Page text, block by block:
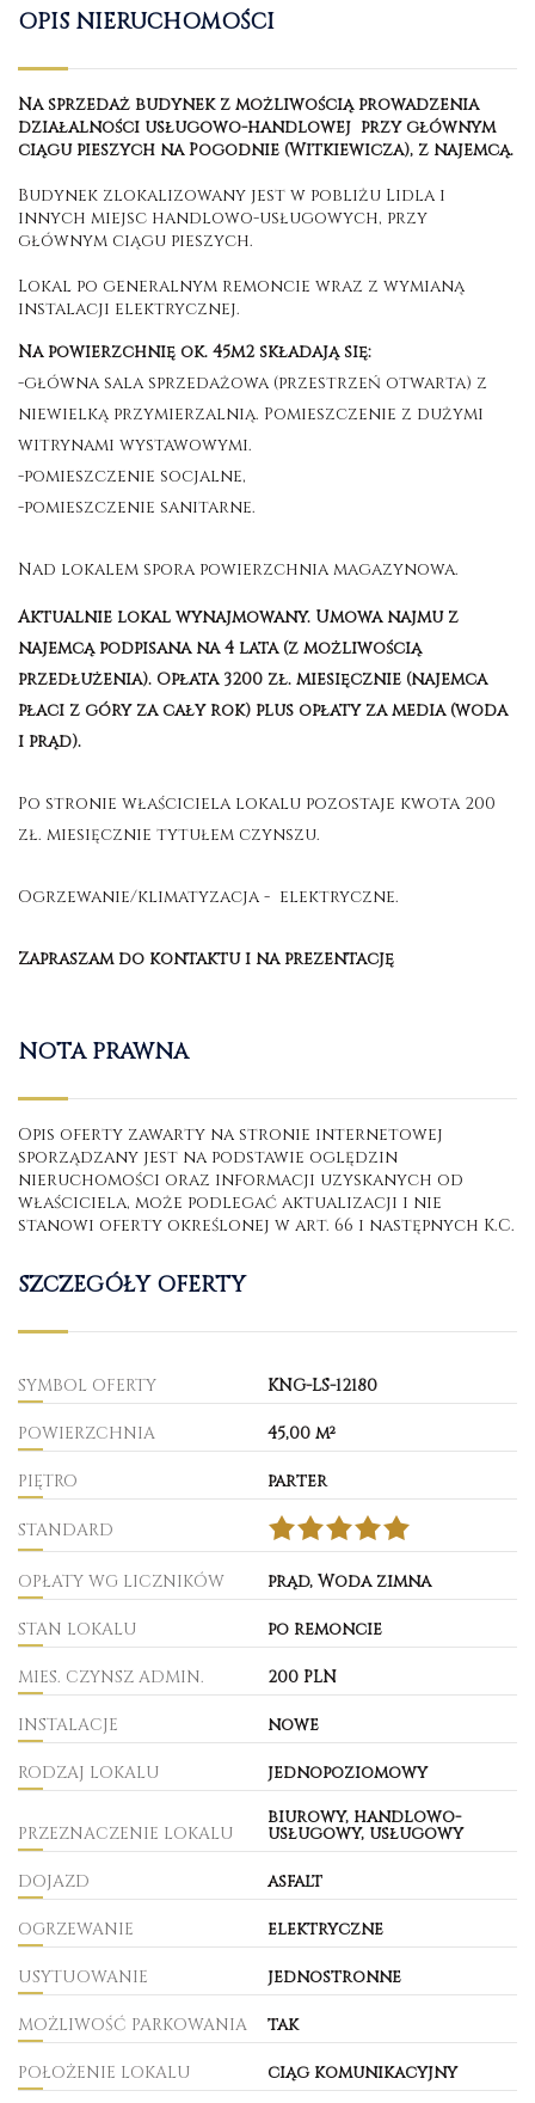
OPIS NIERUCHOMOŚCI
Na sprzedaż budynek z możliwością prowadzenia
działalności usługowo-handlowej przy głównym
ciągu pieszych na Pogodnie (Witkiewicza), z najemcą.
Budynek zlokalizowany jest w pobliżu Lidla i
innych miejsc handlowo-usługowych, przy
głównym ciągu pieszych.
Lokal po generalnym remoncie wraz z wymianą
instalacji elektrycznej.
Na powierzchnię ok. 45m2 składają się:
-główna sala sprzedażowa (przestrzeń otwarta) z
niewielką przymierzalnią. Pomieszczenie z dużymi
witrynami wystawowymi.
-pomieszczenie socjalne,
-pomieszczenie sanitarne.
Nad lokalem spora powierzchnia magazynowa.
Aktualnie lokal wynajmowany. Umowa najmu z
najemcą podpisana na 4 lata (z możliwością
przedłużenia). Opłata 3200 zł. miesięcznie (najemca
płaci z góry za cały rok) plus opłaty za media (woda
i prąd).
Po stronie właściciela lokalu pozostaje kwota 200
zł. miesięcznie tytułem czynszu.
Ogrzewanie/klimatyzacja - elektryczne.
Zapraszam do kontaktu i na prezentację
NOTA PRAWNA
Opis oferty zawarty na stronie internetowej
sporządzany jest na podstawie oględzin
nieruchomości oraz informacji uzyskanych od
właściciela, może podlegać aktualizacji i nie
stanowi oferty określonej w art. 66 i następnych K.C.
SZCZEGÓŁY OFERTY
SYMBOL OFERTY KNG-LS-12180
POWIERZCHNIA 45,00 m²
PIĘTRO parter
STANDARD
OPŁATY WG LICZNIKÓW prąd, Woda zimna
STAN LOKALU po remoncie
MIES. CZYNSZ ADMIN. 200 PLN
INSTALACJE nowe
RODZAJ LOKALU jednopoziomowy
PRZEZNACZENIE LOKALU
biurowy, handlowo-
usługowy, usługowy
DOJAZD asfalt
OGRZEWANIE elektryczne
USYTUOWANIE jednostronne
MOŻLIWOŚĆ PARKOWANIA tak
POŁOŻENIE LOKALU ciąg komunikacyjny